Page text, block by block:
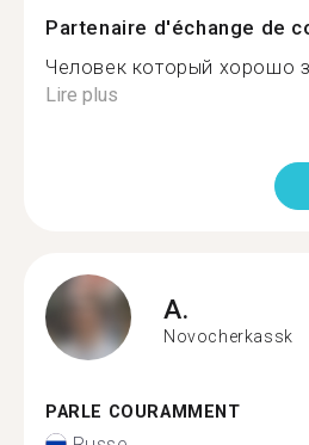
Partenaire d'échange de
Человек который хорошо
Lire plus
A.
Novocherkassk
PARLE COURAMMENT